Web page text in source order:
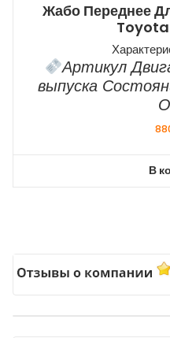
Жабо Переднее
Артикул
выпуска
В